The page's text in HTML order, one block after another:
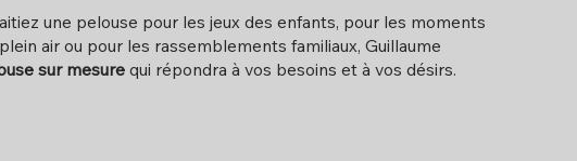
une pelouse pour les jeux des enfants, pour les moments
air ou pour les rassemblements familiaux, Guillaume
sur mesure qui répondra à vos besoins et à vos désirs.